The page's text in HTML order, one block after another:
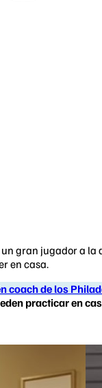
gran jugador a
en casa.
coach de los
practicar en